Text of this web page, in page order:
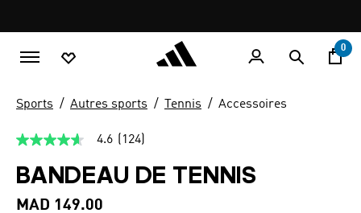
promotion
rotation
0
Sports Autres sports Tennis Accessoires
4.6
sur
5,
valeur
de
4.6 (124)
BANDEAU DE TENNIS
MAD 149.00